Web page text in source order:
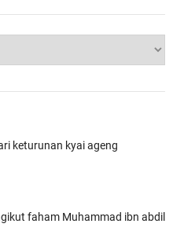
keturunan kyai ageng
faham Muhammad ibn abdil